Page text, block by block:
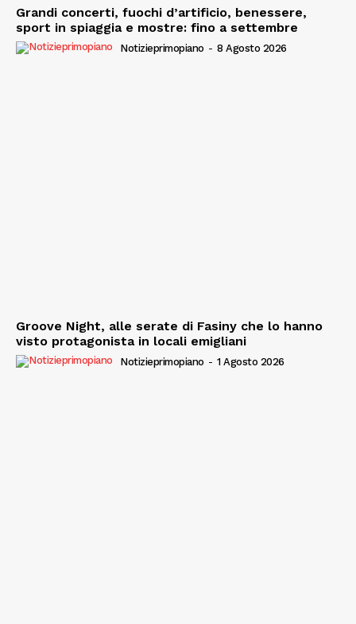
Grandi concerti, fuochi d’artificio, benessere,
sport in spiaggia e mostre: fino a settembre
Notizieprimopiano - 8 Agosto 2026
Groove Night, alle serate di Fasiny che lo hanno
visto protagonista in locali emigliani
Notizieprimopiano - 1 Agosto 2026